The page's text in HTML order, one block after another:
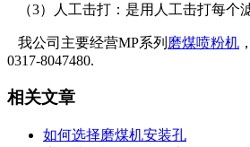
（3）人工击打：是用人工击打每个
我公司主要经营MP系列 磨煤喷粉机 ，
0317-8047480.
相关文章
如何选择磨煤机安装孔